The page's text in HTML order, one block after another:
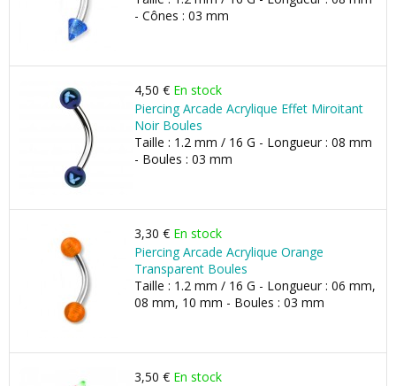
- Cônes : 03 mm
4,50 € En stock
Piercing Arcade Acrylique Effet Miroitant
Noir Boules
Taille : 1.2 mm / 16 G - Longueur : 08 mm
- Boules : 03 mm
3,30 € En stock
Piercing Arcade Acrylique Orange
Transparent Boules
Taille : 1.2 mm / 16 G - Longueur : 06 mm,
08 mm, 10 mm - Boules : 03 mm
3,50 € En stock